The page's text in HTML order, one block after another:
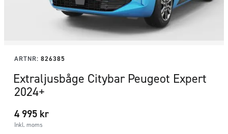
ARTNR: 826385
Extraljusbåge Citybar Peugeot Expert
2024+
4 995 kr
Inkl. moms